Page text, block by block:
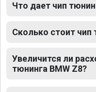
Что дает чип
Сколько стоит чип
Увеличится ли
тюнинга BMW Z8?